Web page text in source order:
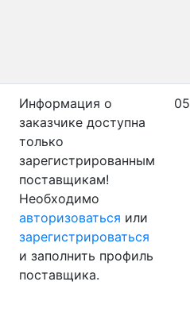
Информация о
заказчике доступна
только
зарегистрированным
поставщикам!
Необходимо
авторизоваться или
зарегистрироваться
и заполнить профиль
поставщика.